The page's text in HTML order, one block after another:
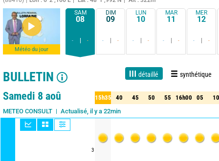
Météo du jour
SAM
08
- -
DIM
09
- -
LUN
10
- -
MAR
11
- -
MER
12
- -
BULLETIN détaillé synthétique
Live 1 jour 3 jours 15 jours Fiabilité 90%
Samedi 8 aoû
METEO CONSULT Actualisé, il y a 22min
3
15h35 40 45 50 55 16h00 05 10
35 40 45 50 55 16h00 05 10